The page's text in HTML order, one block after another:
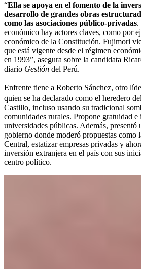
“Ella se apoya en el fomento de la
desarrollo de grandes obras
como las asociaciones público-privadas.
económico hay actores claves, como por
económico de la Constitución. Fujimori
que está vigente desde el régimen
en 1993”, asegura sobre la candidata
diario Gestión del Perú.
Enfrente tiene a Roberto Sánchez, otro
quien se ha declarado como el heredero
Castillo, incluso usando su tradicional
comunidades rurales. Propone gratuidad e
universidades públicas. Además, presentó
gobierno donde moderó propuestas como
Central, estatizar empresas privadas y
inversión extranjera en el país con sus
centro político.